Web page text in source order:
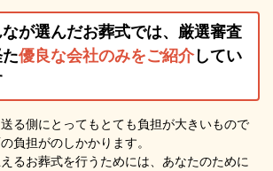
が選んだお葬式では、厳選審査
優良な会社のみをご紹介してい
る側にとってもとても負担が大きいもので
負担がのしかかります。
るお葬式を行うためには、あなたのために